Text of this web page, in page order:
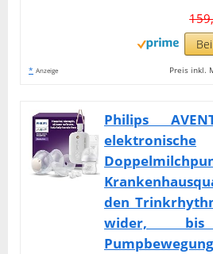
* Anzeige Preis inkl.
Philips
elektronische
den
wider,